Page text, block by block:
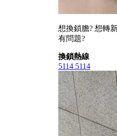
想換鎖膽? 想轉
有問題?
換鎖熱線
5114 5114